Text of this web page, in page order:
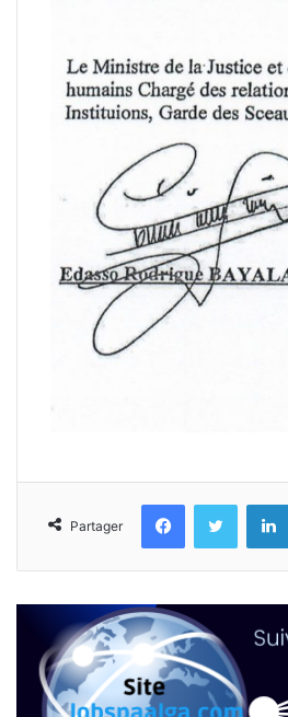
Partager
FacebookTwitter